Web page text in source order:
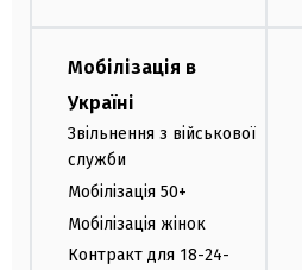
Мобілізація в
Україні
Звільнення з військової
служби
Мобілізація 50+
Мобілізація жінок
Контракт для 18-24-